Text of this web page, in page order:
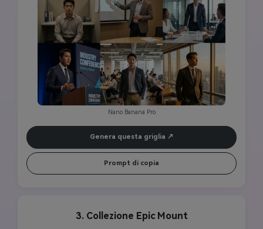
Caratteristiche facciali costanti, illuminazione drammatica che
mostra la progressione da dura a lussuosa, classificazione dei
colori cinematografica, qualità fotorealistica 8K, perfetta
coerenza dei personaggi in tutte le fasi della vita.
Nano Banana Pro
Genera questa griglia
Prompt di copia
3. Collezione Epic Mount